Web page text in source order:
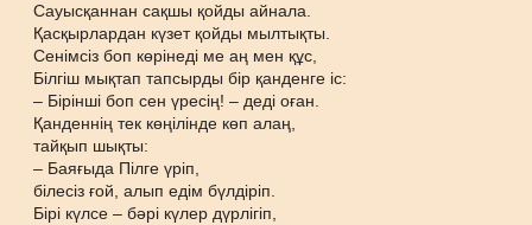
Сауысқаннан сақшы қойды айнала.
Қасқырлардан күзет қойды мылтықты.
Сенімсіз боп көрінеді ме аң мен құс,
Білгіш мықтап тапсырды бір қанденге іс:
– Бірінші боп сен үресің! – деді оған.
Қанденнің тек көңілінде көп алаң,
тайқып шықты:
– Баяғыда Пілге үріп,
білесіз ғой, алып едім бүлдіріп.
Бірі күлсе – бәрі күлер дүрлігіп,